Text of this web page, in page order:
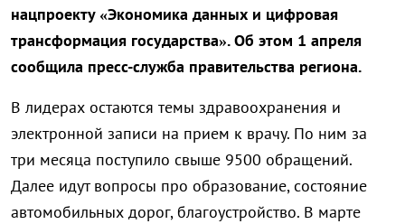
нацпроекту «Экономика данных и цифровая
трансформация государства». Об этом 1 апреля
сообщила пресс-служба правительства региона.
В лидерах остаются темы здравоохранения и
электронной записи на прием к врачу. По ним за
три месяца поступило свыше 9500 обращений.
Далее идут вопросы про образование, состояние
автомобильных дорог, благоустройство. В марте